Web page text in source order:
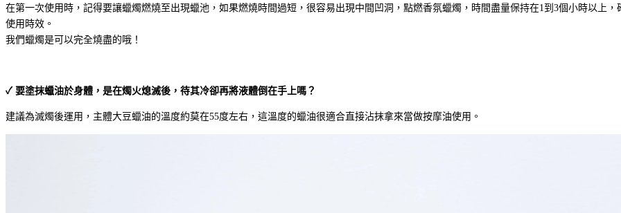
在第一次使用時，記得要讓蠟燭燃燒至出現蠟池，如果燃燒時間過短，很容易出現中間凹洞，點燃香氛蠟燭，時間盡量保持在1到3個小時以上
使用時效。
我們蠟燭是可以完全燒盡的哦！
✓ 要塗抹蠟油於身體，是在燭火熄滅後，待其冷卻再將液體倒在手上嗎？
建議為滅燭後運用，主體大豆蠟油的溫度約莫在55度左右，這溫度的蠟油很適合直接沾抹拿來當做按摩油使用。